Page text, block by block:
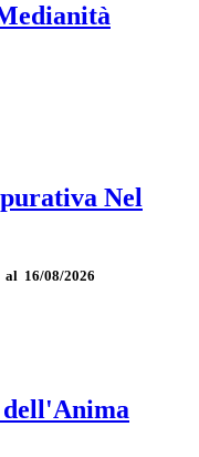
Nel
16/08/2026
dell'Anima